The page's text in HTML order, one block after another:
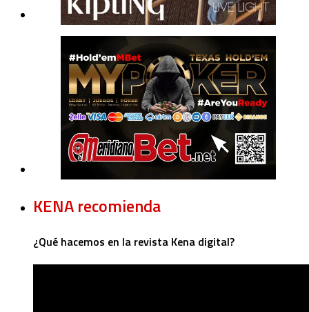
KENA recomienda
¿Qué hacemos en la revista Kena digital?